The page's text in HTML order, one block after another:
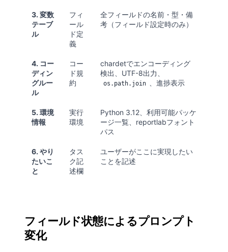
3. 変数
テーブ
ル
フィ
ール
ド定
義
全フィールドの名前・型・備
考（フィールド設定時のみ）
4. コー
ディン
グルー
ル
コー
ド規
約
chardetでエンコーディング
検出、UTF-8出力、
os.path.join 、進捗表示
5. 環境
情報
実行
環境
Python 3.12、利用可能パッケ
ージ一覧、reportlabフォント
パス
6. やり
たいこ
と
タス
ク記
述欄
ユーザーがここに実現したい
ことを記述
フィールド状態によるプロンプト
変化